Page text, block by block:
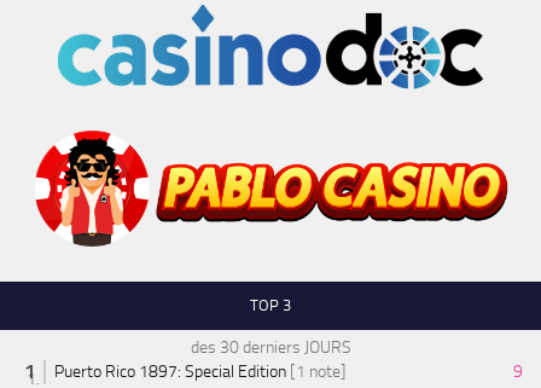
TOP 3
des 30 derniers JOURS
Puerto Rico 1897: Special Edition [1 note]
9